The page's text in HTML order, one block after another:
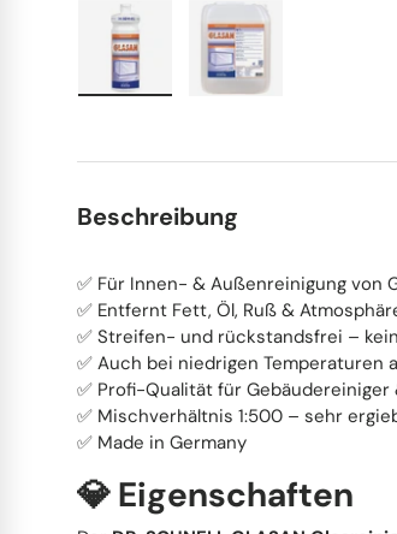
Ersatzteile
Dosierhilfen
Steinreiniger
Kehrspäne
Dufterfrischer
Sonstiges
Schimmel Entferner
Staubwedel
Handfeger
Werktische
Sonstiges
Wasserschläuche
Pinsel, Spachtel und Schaber
Tortenunterlagen
Fingerfood
Arbeitskleidung
To-Go Verpackungen
Tragetaschen
Beschreibung
✅ Für Innen- & Außenreinigung von
✅ Entfernt Fett, Öl, Ruß &
✅ Streifen- und rückstandsfrei –
✅ Auch bei niedrigen Temperaturen
✅ Profi-Qualität für
✅ Mischverhältnis 1:500 – sehr
✅ Made in Germany
💎 Eigenschaften